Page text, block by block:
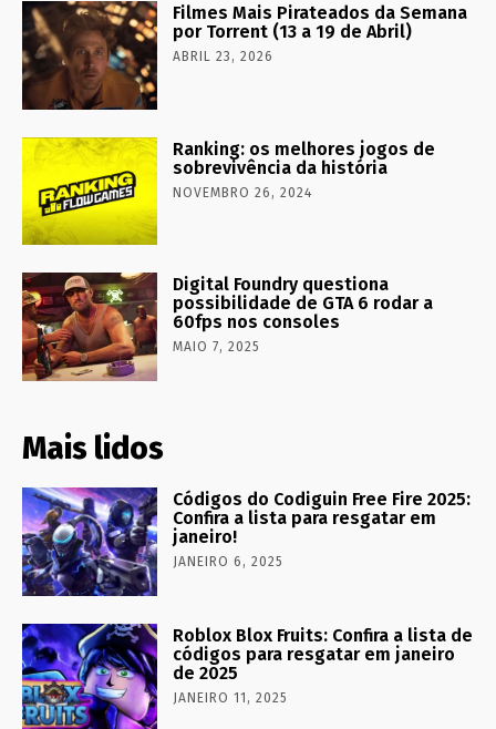
Filmes Mais Pirateados da Semana
por Torrent (13 a 19 de Abril)
ABRIL 23, 2026
Ranking: os melhores jogos de
sobrevivência da história
NOVEMBRO 26, 2024
Digital Foundry questiona
possibilidade de GTA 6 rodar a
60fps nos consoles
MAIO 7, 2025
Mais lidos
Códigos do Codiguin Free Fire 2025:
Confira a lista para resgatar em
janeiro!
JANEIRO 6, 2025
Roblox Blox Fruits: Confira a lista de
códigos para resgatar em janeiro
de 2025
JANEIRO 11, 2025